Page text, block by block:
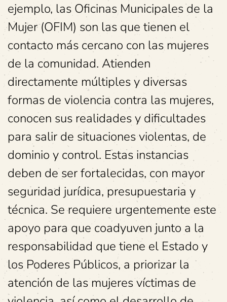
ejemplo, las Oficinas Municipales de la
Mujer (OFIM) son las que tienen el
contacto más cercano con las mujeres
de la comunidad. Atienden
directamente múltiples y diversas
formas de violencia contra las mujeres,
conocen sus realidades y dificultades
para salir de situaciones violentas, de
dominio y control. Estas instancias
deben de ser fortalecidas, con mayor
seguridad jurídica, presupuestaria y
técnica. Se requiere urgentemente este
apoyo para que coadyuven junto a la
responsabilidad que tiene el Estado y
los Poderes Públicos, a priorizar la
atención de las mujeres víctimas de